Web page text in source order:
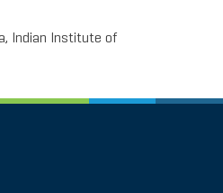
Indian Institute of